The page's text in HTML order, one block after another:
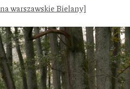
warszawskie Bielany]